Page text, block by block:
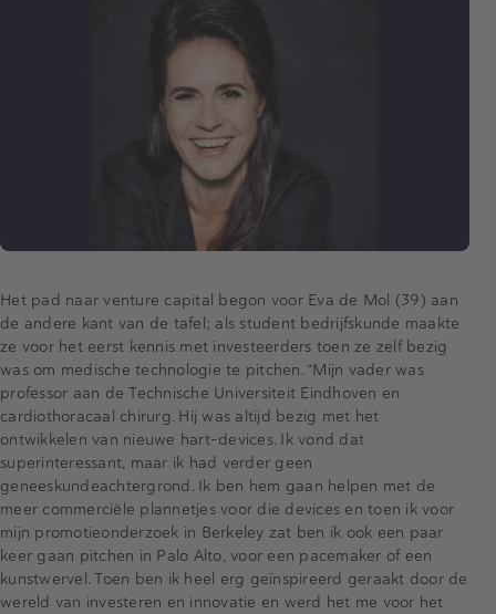
Het pad naar venture capital begon voor Eva de Mol (39) aan
de andere kant van de tafel; als student bedrijfskunde maakte
ze voor het eerst kennis met investeerders toen ze zelf bezig
was om medische technologie te pitchen. “Mijn vader was
professor aan de Technische Universiteit Eindhoven en
cardiothoracaal chirurg. Hij was altijd bezig met het
ontwikkelen van nieuwe hart-devices. Ik vond dat
superinteressant, maar ik had verder geen
geneeskundeachtergrond. Ik ben hem gaan helpen met de
meer commerciële plannetjes voor die devices en toen ik voor
mijn promotieonderzoek in Berkeley zat ben ik ook een paar
keer gaan pitchen in Palo Alto, voor een pacemaker of een
kunstwervel. Toen ben ik heel erg geïnspireerd geraakt door de
wereld van investeren en innovatie en werd het me voor het